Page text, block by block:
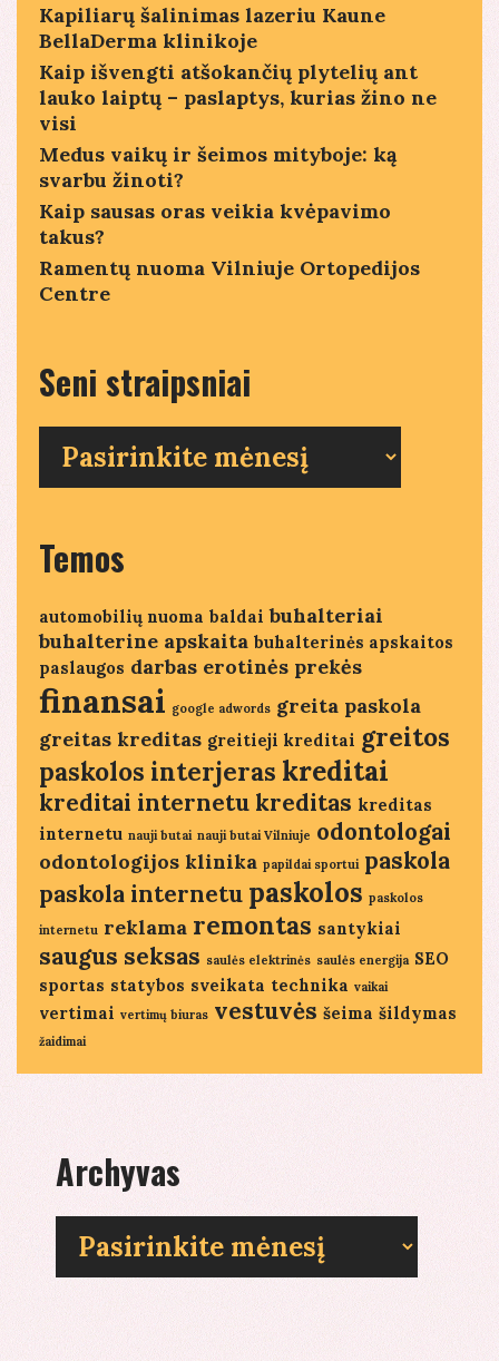
Kapiliarų šalinimas lazeriu Kaune
BellaDerma klinikoje
Kaip išvengti atšokančių plytelių ant
lauko laiptų – paslaptys, kurias žino ne
visi
Medus vaikų ir šeimos mityboje: ką
svarbu žinoti?
Kaip sausas oras veikia kvėpavimo
takus?
Ramentų nuoma Vilniuje Ortopedijos
Centre
Seni straipsniai
straipsniai
Temos
automobilių nuoma baldai buhalteriai
buhalterine apskaita buhalterinės apskaitos
paslaugos darbas erotinės prekės
finansai google adwords greita paskola
greitas kreditas greitieji kreditai greitos
paskolos interjeras kreditai
kreditai internetu kreditas kreditas
internetu nauji butai nauji butai Vilniuje odontologai
odontologijos klinika papildai sportui paskola
paskola internetu paskolos paskolos
internetu reklama remontas santykiai
saugus seksas saulės elektrinės saulės energija SEO
sportas statybos sveikata technika vaikai
vertimai vertimų biuras vestuvės šeima šildymas
žaidimai
Archyvas